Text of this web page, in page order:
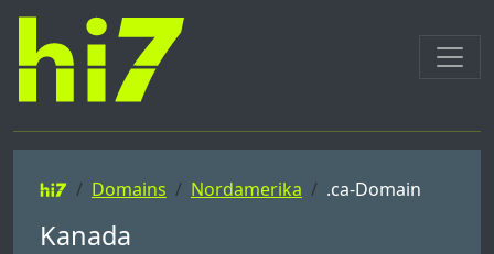
Domains Nordamerika .ca-Domain
Kanada